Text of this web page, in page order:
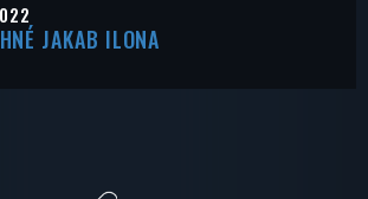
JAKAB ILONA